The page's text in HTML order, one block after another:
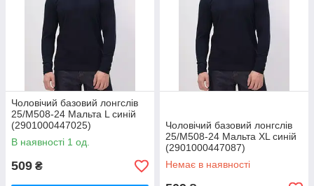
Чоловічий базовий лонгслів
25/М508-24 Мальта L синій
(2901000447025)
В наявності 1 од.
509 ₴
Чоловічий базовий лонгслів
25/М508-24 Мальта XL синій
(2901000447087)
Немає в наявності